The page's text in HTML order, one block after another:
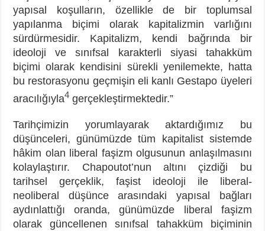
yapısal koşulların, özellikle de bir toplumsal
yapılanma biçimi olarak kapitalizmin varlığını
sürdürmesidir. Kapitalizm, kendi bağrında bir
ideoloji ve sınıfsal karakterli siyasi tahakküm
biçimi olarak kendisini sürekli yenilemekte, hatta
bu restorasyonu geçmişin eli kanlı Gestapo üyeleri
aracılığıyla4 gerçekleştirmektedir.”
Tarihçimizin yorumlayarak aktardığımız bu
düşünceleri, günümüzde tüm kapitalist sistemde
hâkim olan liberal faşizm olgusunun anlaşılmasını
kolaylaştırır. Chapoutot’nun altını çizdiği bu
tarihsel gerçeklik, faşist ideoloji ile liberal-
neoliberal düşünce arasındaki yapısal bağları
aydınlattığı oranda, günümüzde liberal faşizm
olarak güncellenen sınıfsal tahakküm biçiminin